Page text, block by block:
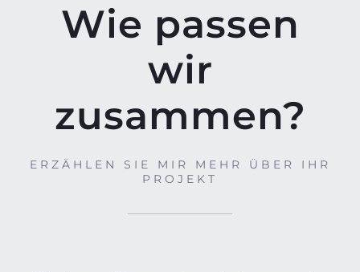
Wie passen
wir
zusammen?
ERZÄHLEN SIE MIR MEHR ÜBER IHR
PROJEKT